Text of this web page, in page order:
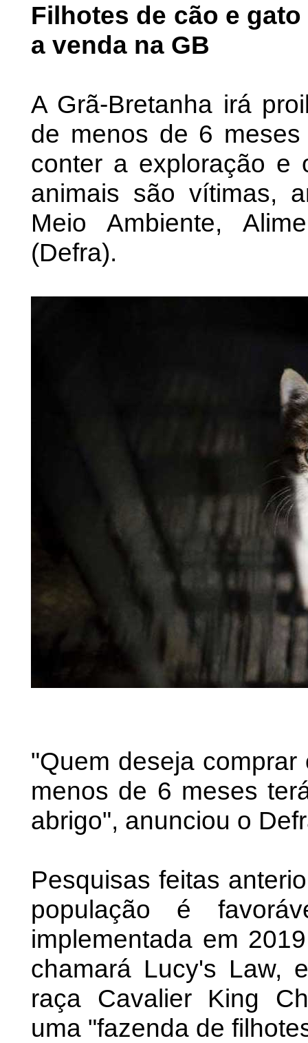
Filhotes de cão e
a venda na GB
A Grã-Bretanha irá
de menos de 6
conter a exploração e
animais são vítimas,
Meio Ambiente,
(Defra).
"Quem deseja
menos de 6 meses
abrigo", anunciou o
Pesquisas feitas
população é
implementada em
chamará Lucy's Law,
raça Cavalier King
uma "fazenda de